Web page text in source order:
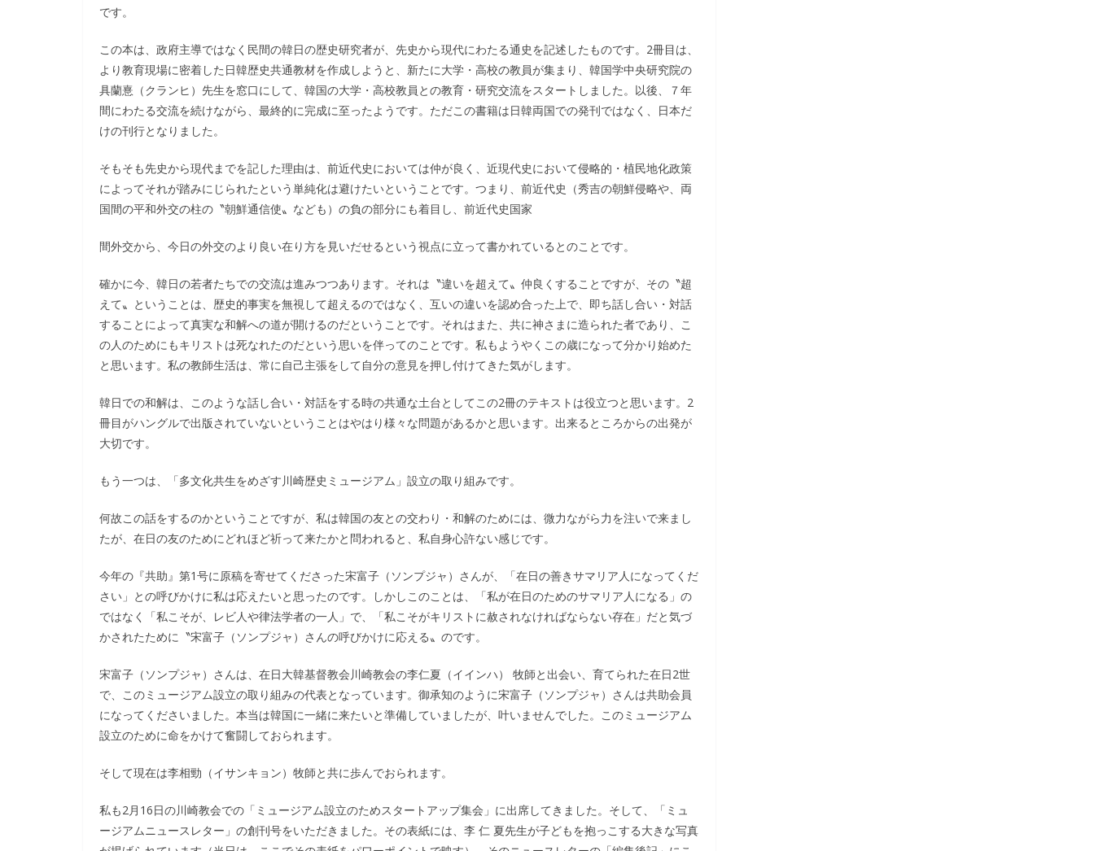
です。
この本は、政府主導ではなく民間の韓日の歴史研究者が、先史から現代にわたる通史を記述したものです。2冊目は、
より教育現場に密着した日韓歴史共通教材を作成しようと、新たに大学・高校の教員が集まり、韓国学中央研究院の
具蘭憙（クランヒ）先生を窓口にして、韓国の大学・高校教員との教育・研究交流をスタートしました。以後、７年
間にわたる交流を続けながら、最終的に完成に至ったようです。ただこの書籍は日韓両国での発刊ではなく、日本だ
けの刊行となりました。
そもそも先史から現代までを記した理由は、前近代史においては仲が良く、近現代史において侵略的・植民地化政策
によってそれが踏みにじられたという単純化は避けたいということです。つまり、前近代史（秀吉の朝鮮侵略や、両
国間の平和外交の柱の〝朝鮮通信使〟なども）の負の部分にも着目し、前近代史国家
間外交から、今日の外交のより良い在り方を見いだせるという視点に立って書かれているとのことです。
確かに今、韓日の若者たちでの交流は進みつつあります。それは〝違いを超えて〟仲良くすることですが、その〝超
えて〟ということは、歴史的事実を無視して超えるのではなく、互いの違いを認め合った上で、即ち話し合い・対話
することによって真実な和解への道が開けるのだということです。それはまた、共に神さまに造られた者であり、こ
の人のためにもキリストは死なれたのだという思いを伴ってのことです。私もようやくこの歳になって分かり始めた
と思います。私の教師生活は、常に自己主張をして自分の意見を押し付けてきた気がします。
韓日での和解は、このような話し合い・対話をする時の共通な土台としてこの2冊のテキストは役立つと思います。2
冊目がハングルで出版されていないということはやはり様々な問題があるかと思います。出来るところからの出発が
大切です。
もう一つは、「多文化共生をめざす川崎歴史ミュージアム」設立の取り組みです。
何故この話をするのかということですが、私は韓国の友との交わり・和解のためには、微力ながら力を注いで来まし
たが、在日の友のためにどれほど祈って来たかと問われると、私自身心許ない感じです。
今年の『共助』第1号に原稿を寄せてくださった宋富子（ソンプジャ）さんが、「在日の善きサマリア人になってくだ
さい」との呼びかけに私は応えたいと思ったのです。しかしこのことは、「私が在日のためのサマリア人になる」の
ではなく「私こそが、レビ人や律法学者の一人」で、「私こそがキリストに赦されなければならない存在」だと気づ
かされたために〝宋富子（ソンプジャ）さんの呼びかけに応える〟のです。
宋富子（ソンプジャ）さんは、在日大韓基督教会川崎教会の李仁夏（イインハ） 牧師と出会い、育てられた在日2世
で、このミュージアム設立の取り組みの代表となっています。御承知のように宋富子（ソンプジャ）さんは共助会員
になってくださいました。本当は韓国に一緒に来たいと準備していましたが、叶いませんでした。このミュージアム
設立のために命をかけて奮闘しておられます。
そして現在は李相勁（イサンキョン）牧師と共に歩んでおられます。
私も2月16日の川崎教会での「ミュージアム設立のためスタートアップ集会」に出席してきました。そして、「ミュ
ージアムニュースレター」の創刊号をいただきました。その表紙には、李 仁 夏先生が子どもを抱っこする大きな写真